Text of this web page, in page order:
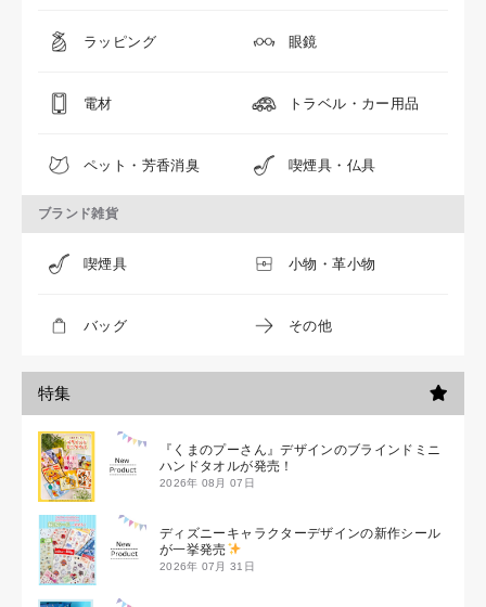
ラッピング 眼鏡
電材 トラベル・カー用品
ペット・芳香消臭 喫煙具・仏具
ブランド雑貨
喫煙具 小物・革小物
バッグ その他
特集
『くまのプーさん』デザインのブラインドミニ
ハンドタオルが発売！
2026年 08月 07日
ディズニーキャラクターデザインの新作シール
が一挙発売
2026年 07月 31日